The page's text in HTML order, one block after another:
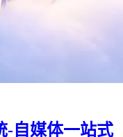
-自媒体一站式